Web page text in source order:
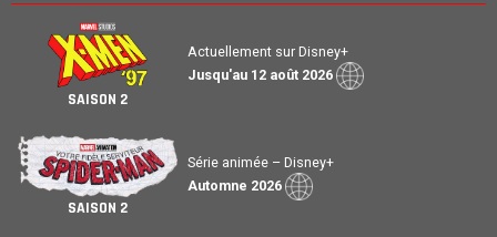
SAISON 2
Actuellement sur Disney+
Jusqu'au 12 août 2026
SAISON 2
Série animée – Disney+
Automne 2026